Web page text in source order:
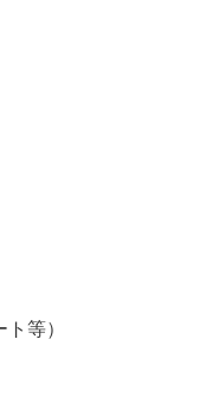
等）